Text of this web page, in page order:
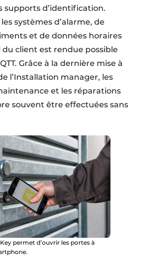
supports d’identification.
systèmes d’alarme, de
et de données horaires
client est rendue possible
Grâce à la dernière mise à
l’Installation manager, les
et les réparations
souvent être effectuées sans
permet d’ouvrir les portes à